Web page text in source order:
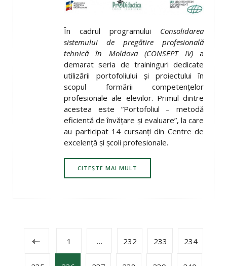
În cadrul programului Consolidarea
sistemului de pregătire profesională
tehnică în Moldova (CONSEPT IV)a
demarat seria de traininguri dedicate
utilizării portofoliului şi proiectului în
scopul formării competenţelor
profesionale ale elevilor. Primul dintre
acestea este ”Portofoliul – metodă
eficientă de învăţare şi evaluare”, la care
au participat 14 cursanţi din Centre de
excelenţă şi şcoli profesionale.
CITEȘTE MAI MULT
POSTS
1 … 232 233 234